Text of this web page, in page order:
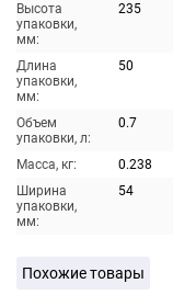
Высота
упаковки,
мм:
235
Длина
упаковки,
мм:
50
Объем
упаковки, л:
0.7
Масса, кг:
0.238
Ширина
упаковки,
мм:
54
Похожие товары